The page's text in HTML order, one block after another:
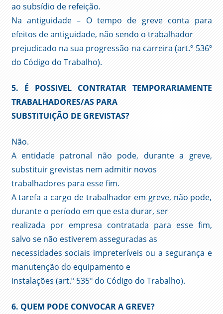
ao subsídio de refeição.
Na antiguidade – O tempo de greve conta para
efeitos de antiguidade, não sendo o trabalhador
prejudicado na sua progressão na carreira (art.º 536º
do Código do Trabalho).
5. É POSSIVEL CONTRATAR TEMPORARIAMENTE
TRABALHADORES/AS PARA
SUBSTITUIÇÃO DE GREVISTAS?
Não.
A entidade patronal não pode, durante a greve,
substituir grevistas nem admitir novos
trabalhadores para esse fim.
A tarefa a cargo de trabalhador em greve, não pode,
durante o período em que esta durar, ser
realizada por empresa contratada para esse fim,
salvo se não estiverem asseguradas as
necessidades sociais impreteríveis ou a segurança e
manutenção do equipamento e
instalações (art.º 535º do Código do Trabalho).
6. QUEM PODE CONVOCAR A GREVE?